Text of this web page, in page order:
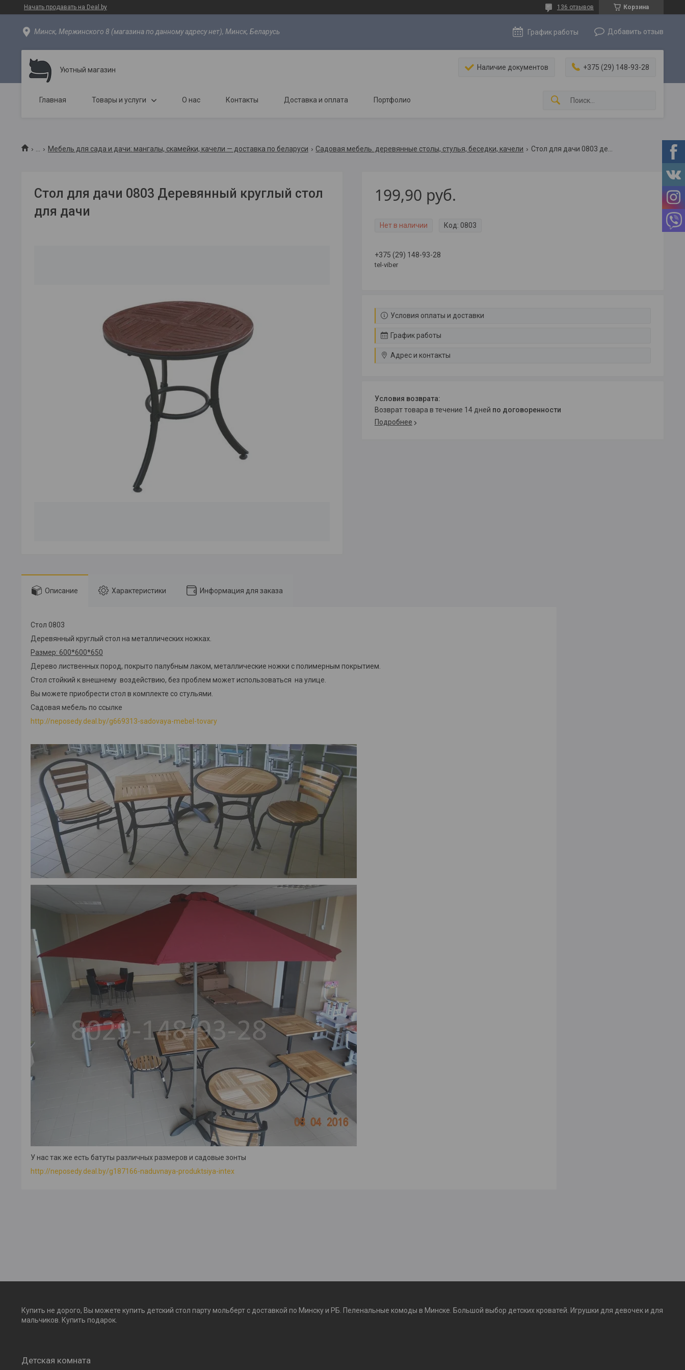
Начать продавать на Deal.by Корзина
136 отзывов
Минск, Мержинского 8 (магазина по данному адресу нет), Минск, Беларусь График работы Добавить отзыв
Уютный магазин Наличие документов +375 (29) 148-93-28
Главная Товары и услуги О нас Контакты Доставка и оплата Портфолио
Мебель для сада и дачи: мангалы, скамейки, качели — доставка по беларуси Садовая мебель. деревянные столы, стулья, беседки, качели
Стол для дачи 0803 Деревянный круглый стол
для дачи
199,90 руб.
Нет в наличии Код: 0803
+375 (29) 148-93-28
tel-viber
Условия оплаты и доставки
График работы
Адрес и контакты
возврат товара в течение 14 дней по договоренности
Подробнее
Описание Характеристики Информация для заказа
Стол 0803
Деревянный круглый стол на металлических ножках.
Размер: 600*600*650
Дерево лиственных пород, покрыто палубным лаком, металлические ножки с полимерным покрытием.
Стол стойкий к внешнему воздействию, без проблем может использоваться на улице.
Вы можете приобрести стол в комплекте со стульями.
Садовая мебель по ссылке
http://neposedy.deal.by/g669313-sadovaya-mebel-tovary
У нас так же есть батуты различных размеров и садовые зонты
http://neposedy.deal.by/g187166-naduvnaya-produktsiya-intex
Купить не дорого, Вы можете купить детский стол парту мольберт с доставкой по Минску и РБ. Пеленальные комоды в Минске. Большой выбор детских кроватей. Игрушки для девочек и для
мальчиков. Купить подарок.
Детская комната